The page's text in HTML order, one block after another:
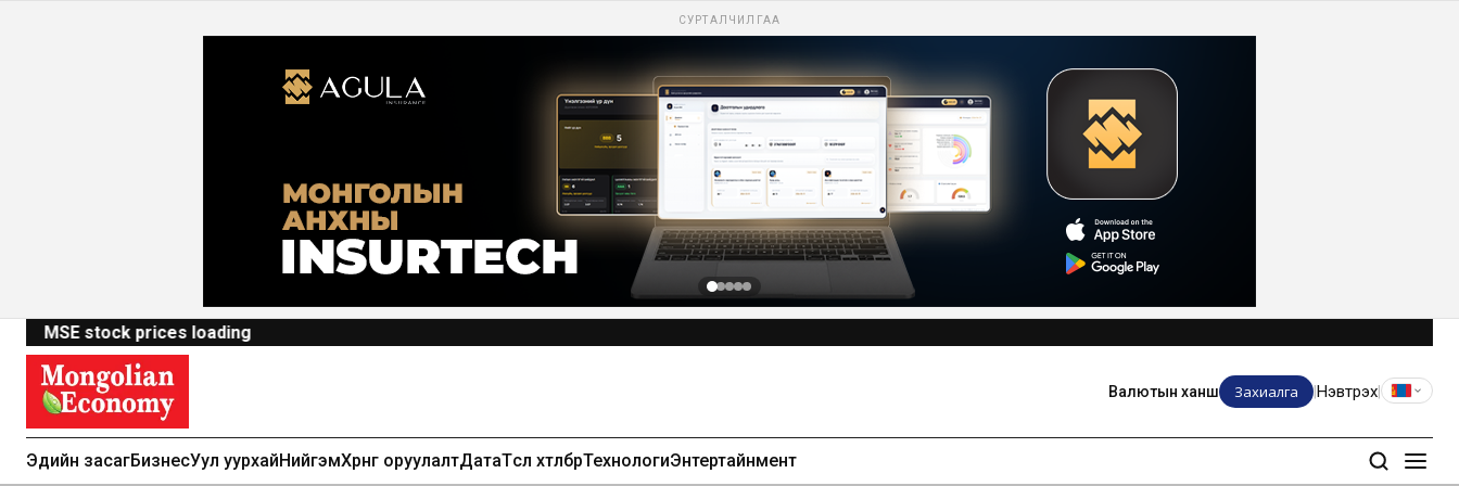
СУРТАЛЧИЛГАА
MSE stock prices loading
Валютын ханш Захиалга Нэвтрэх
Эдийн засагБизнесУул уурхайНийгэмХөрөнгө оруулалтДатаТөсөл хөтөлбөрТехнологиЭнтертайнмент